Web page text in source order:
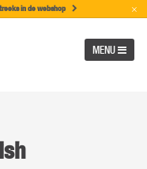
in de webshop ×
MENU